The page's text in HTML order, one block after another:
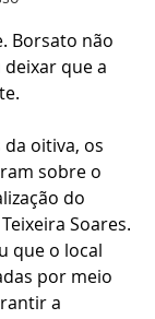
Borsato não
que a
oitiva, os
sobre o
do
Soares.
que o local
por meio
a